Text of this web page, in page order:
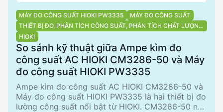
MÁY ĐO CÔNG SUẤT HIOKI PW3335
MÁY ĐO CÔNG SUẤT
THIẾT BỊ ĐO, PHÂN TÍCH CÔNG SUẤT, PHÂN TÍCH CHẤT LƯỢNG
ĐIỆN NĂNG
HIOKI
So sánh kỹ thuật giữa Ampe kìm đo
công suất AC HIOKI CM3286-50 và Máy
đo công suất HIOKI PW3335
Ampe kìm đo công suất AC HIOKI CM3286-50 và
Máy đo công suất HIOKI PW3335 là hai thiết bị đo
lường công suất nổi bật từ HIOKI. CM3286-50 nổi